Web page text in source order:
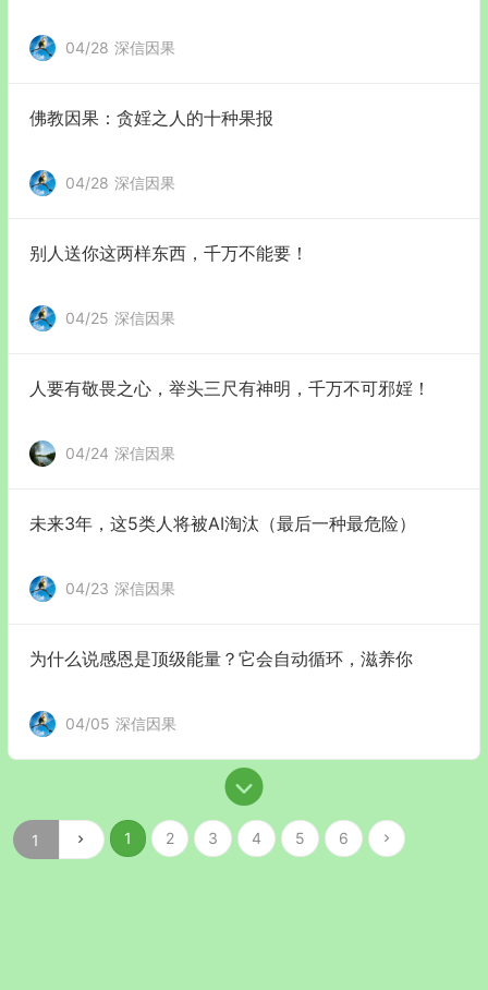
04/28 深信因果
佛教因果：贪婬之人的十种果报
04/28 深信因果
别人送你这两样东西，千万不能要！
04/25 深信因果
人要有敬畏之心，举头三尺有神明，千万不可邪婬！
04/24 深信因果
未来3年，这5类人将被AI淘汰（最后一种最危险）
04/23 深信因果
为什么说感恩是顶级能量？它会自动循环，滋养你
04/05 深信因果
1 2 3 4 5 6